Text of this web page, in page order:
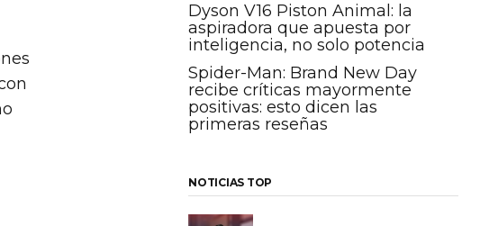
Dyson V16 Piston Animal: la
aspiradora que apuesta por
inteligencia, no solo potencia
Spider-Man: Brand New Day
recibe críticas mayormente
positivas: esto dicen las
primeras reseñas
NOTICIAS TOP